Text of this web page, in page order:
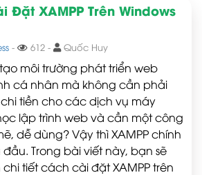
Đặt XAMPP Trên Windows
- 612 - Quốc Huy
môi trường phát triển web
cá nhân mà không cần phải
tiền cho các dịch vụ máy
lập trình web và cần một công
dễ dùng? Vậy thì XAMPP chính
Trong bài viết này, bạn sẽ
tiết cách cài đặt XAMPP trên